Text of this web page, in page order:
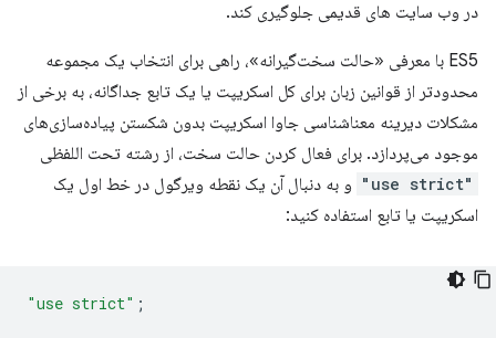
در وب سایت های قدیمی جلوگیری کند.
ES5 با معرفی «حالت سخت‌گیرانه»، راهی برای انتخاب یک مجموعه
محدودتر از قوانین زبان برای کل اسکریپت یا یک تابع جداگانه، به برخی از
مشکلات دیرینه معناشناسی جاوا اسکریپت بدون شکستن پیاده‌سازی‌های
موجود می‌پردازد. برای فعال کردن حالت سخت، از رشته تحت اللفظی
"use strict"
و به دنبال آن یک نقطه ویرگول در خط اول یک
اسکریپت یا تابع استفاده کنید:
"use strict" ;